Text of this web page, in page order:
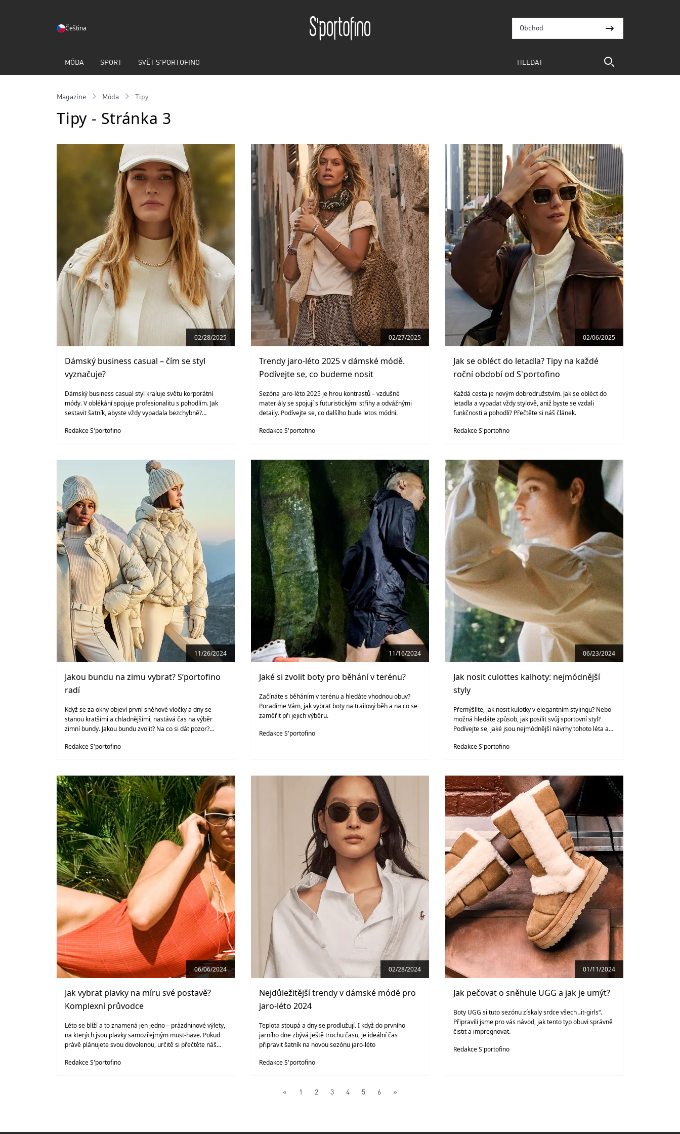
Čeština Obchod
MÓDA SPORT SVĚT S'PORTOFINO
Magazine Móda Tipy
Tipy - Stránka 3
02/28/2025
Dámský business casual – čím se styl
vyznačuje?
Dámský business casual styl kraluje světu korporátní
módy. V oblékání spojuje profesionalitu s pohodlím. Jak
sestavit šatník, abyste vždy vypadala bezchybně?
Redakce S'portofino
02/27/2025
Trendy jaro-léto 2025 v dámské módě.
Podívejte se, co budeme nosit
Sezóna jaro-léto 2025 je hrou kontrastů – vzdušné
materiály se spojují s futuristickými střihy a odvážnými
detaily. Podívejte se, co dalšího bude letos módní.
Redakce S'portofino
02/06/2025
Jak se obléct do letadla? Tipy na každé
roční období od S'portofino
Každá cesta je novým dobrodružstvím. Jak se obléct do
letadla a vypadat vždy stylově, aniž byste se vzdali
funkčnosti a pohodlí? Přečtěte si náš článek.
Redakce S'portofino
11/26/2024
Jakou bundu na zimu vybrat? S’portofino
radí
Když se za okny objeví první sněhové vločky a dny se
stanou kratšími a chladnějšími, nastává čas na výběr
zimní bundy. Jakou bundu zvolit? Na co si dát pozor?
Redakce S'portofino
11/16/2024
Jaké si zvolit boty pro běhání v terénu?
Začínáte s běháním v terénu a hledáte vhodnou obuv?
Poradíme Vám, jak vybrat boty na trailový běh a na co se
zaměřit při jejich výběru.
Redakce S'portofino
06/23/2024
Jak nosit culottes kalhoty: nejmódnější
styly
Přemýšlíte, jak nosit kulotky v elegantním stylingu? Nebo
možná hledáte způsob, jak posílit svůj sportovní styl?
Podívejte se, jaké jsou nejmódnější návrhy tohoto léta a
Redakce S'portofino
06/06/2024
Jak vybrat plavky na míru své postavě?
Komplexní průvodce
Léto se blíží a to znamená jen jedno – prázdninové výlety,
na kterých jsou plavky samozřejmým must-have. Pokud
právě plánujete svou dovolenou, určitě si přečtěte náš
Redakce S'portofino
02/28/2024
Nejdůležitější trendy v dámské módě pro
jaro-léto 2024
Teplota stoupá a dny se prodlužují. I když do prvního
jarního dne zbývá ještě trochu času, je ideální čas
připravit šatník na novou sezónu jaro-léto
Redakce S'portofino
01/11/2024
Jak pečovat o sněhule UGG a jak je umýt?
Boty UGG si tuto sezónu získaly srdce všech „it-girls“.
Připravili jsme pro vás návod, jak tento typ obuvi správně
čistit a impregnovat.
Redakce S'portofino
« 1 2 3 4 5 6 »